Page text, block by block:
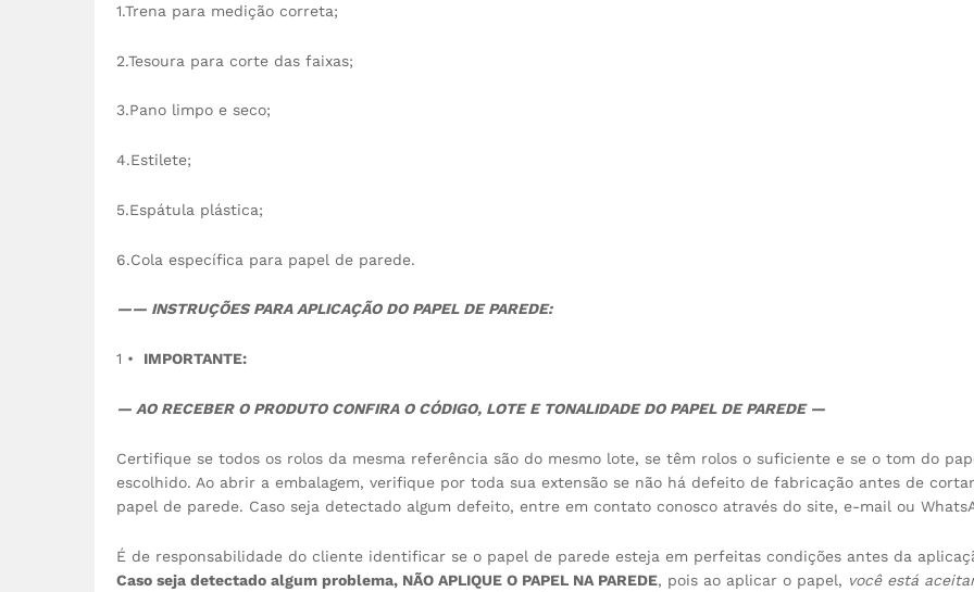
1.Trena para medição correta;
2.Tesoura para corte das faixas;
3.Pano limpo e seco;
4.Estilete;
5.Espátula plástica;
6.Cola específica para papel de parede.
—— INSTRUÇÕES PARA APLICAÇÃO DO PAPEL DE PAREDE:
1 • IMPORTANTE:
— AO RECEBER O PRODUTO CONFIRA O CÓDIGO, LOTE E TONALIDADE DO PAPEL DE PAREDE —
Certifique se todos os rolos da mesma referência são do mesmo lote, se têm rolos o suficiente e se o tom do
escolhido. Ao abrir a embalagem, verifique por toda sua extensão se não há defeito de fabricação antes de
papel de parede. Caso seja detectado algum defeito, entre em contato conosco através do site, e-mail ou
É de responsabilidade do cliente identificar se o papel de parede esteja em perfeitas condições antes da
Caso seja detectado algum problema, NÃO APLIQUE O PAPEL NA PAREDE, pois ao aplicar o papel, você está